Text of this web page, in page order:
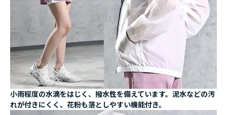
小雨程度の水滴をはじく、撥水性を備えています。泥水などの汚
れが付きにくく、花粉も落としやすい機能付き。